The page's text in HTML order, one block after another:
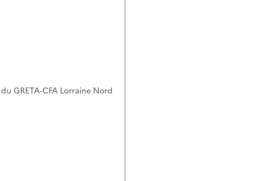
GRETA-CFA Lorraine Nord